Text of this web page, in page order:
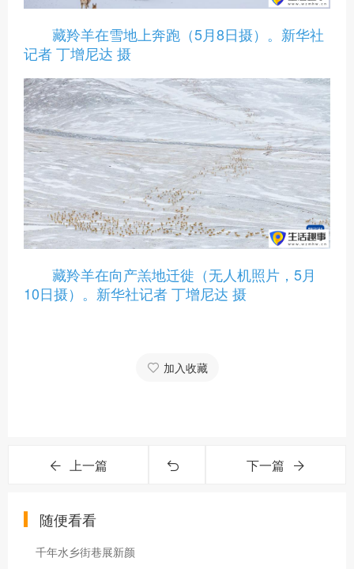
藏羚羊在雪地上奔跑（5月8日摄）。新华社
记者 丁增尼达 摄
藏羚羊在向产羔地迁徙（无人机照片，5月
10日摄）。新华社记者 丁增尼达 摄
加入收藏
上一篇 下一篇
随便看看
千年水乡街巷展新颜